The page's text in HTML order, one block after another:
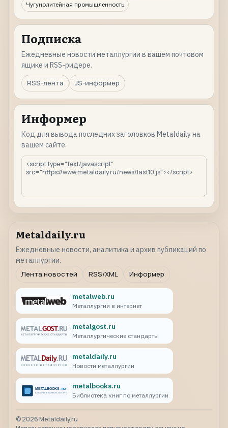
Чугунолитейная промышленность
Подписка
Ежедневные новости металлургии в вашем почтовом
ящике и RSS-ридере.
RSS-лента
JS-информер
Информер
Код для вывода последних заголовков Metaldaily на
вашем сайте.
Metaldaily.ru
Ежедневные новости, аналитика и архив публикаций по
металлургии.
Лента новостей
RSS/XML Информер
metalweb.ru
Металлургия в интернет
metalgost.ru
Металлургические стандарты
metaldaily.ru
Новости металлургии
metalbooks.ru
Библиотека книг по металлургии
©2026 Metaldaily.ru